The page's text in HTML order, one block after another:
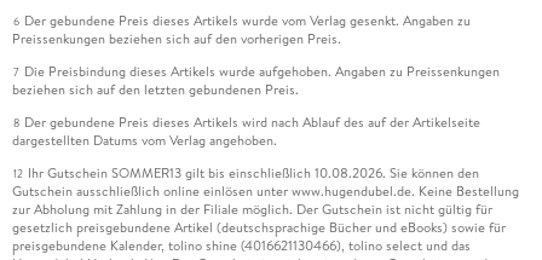
6 Der gebundene Preis dieses Artikels wurde vom Verlag gesenkt. Angaben zu
Preissenkungen beziehen sich auf den vorherigen Preis.
7 Die Preisbindung dieses Artikels wurde aufgehoben. Angaben zu Preissenkungen
beziehen sich auf den letzten gebundenen Preis.
8 Der gebundene Preis dieses Artikels wird nach Ablauf des auf der Artikelseite
dargestellten Datums vom Verlag angehoben.
12 Ihr Gutschein SOMMER13 gilt bis einschließlich 10.08.2026. Sie können den
Gutschein ausschließlich online einlösen unter www.hugendubel.de. Keine Bestellung
zur Abholung mit Zahlung in der Filiale möglich. Der Gutschein ist nicht gültig für
gesetzlich preisgebundene Artikel (deutschsprachige Bücher und eBooks) sowie für
preisgebundene Kalender, tolino shine (4016621130466), tolino select und das